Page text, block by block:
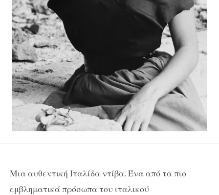
Μια αυθεντική Ιταλίδα ντίβα. Ένα από τα πιο
εμβληματικά πρόσωπα του ιταλικού